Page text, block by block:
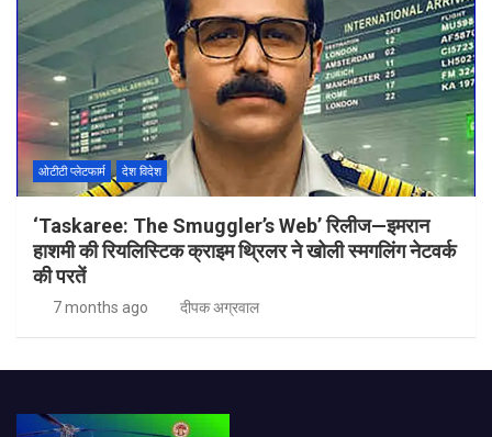
ओटीटी प्लेटफार्म देश विदेश
‘Taskaree: The Smuggler’s Web’ रिलीज—इमरान
हाशमी की रियलिस्टिक क्राइम थ्रिलर ने खोली स्मगलिंग नेटवर्क
की परतें
7 months ago दीपक अग्रवाल